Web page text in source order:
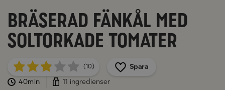
Bräserad fänkål med
soltorkade tomater
(10)
Spara
40min
11 ingredienser